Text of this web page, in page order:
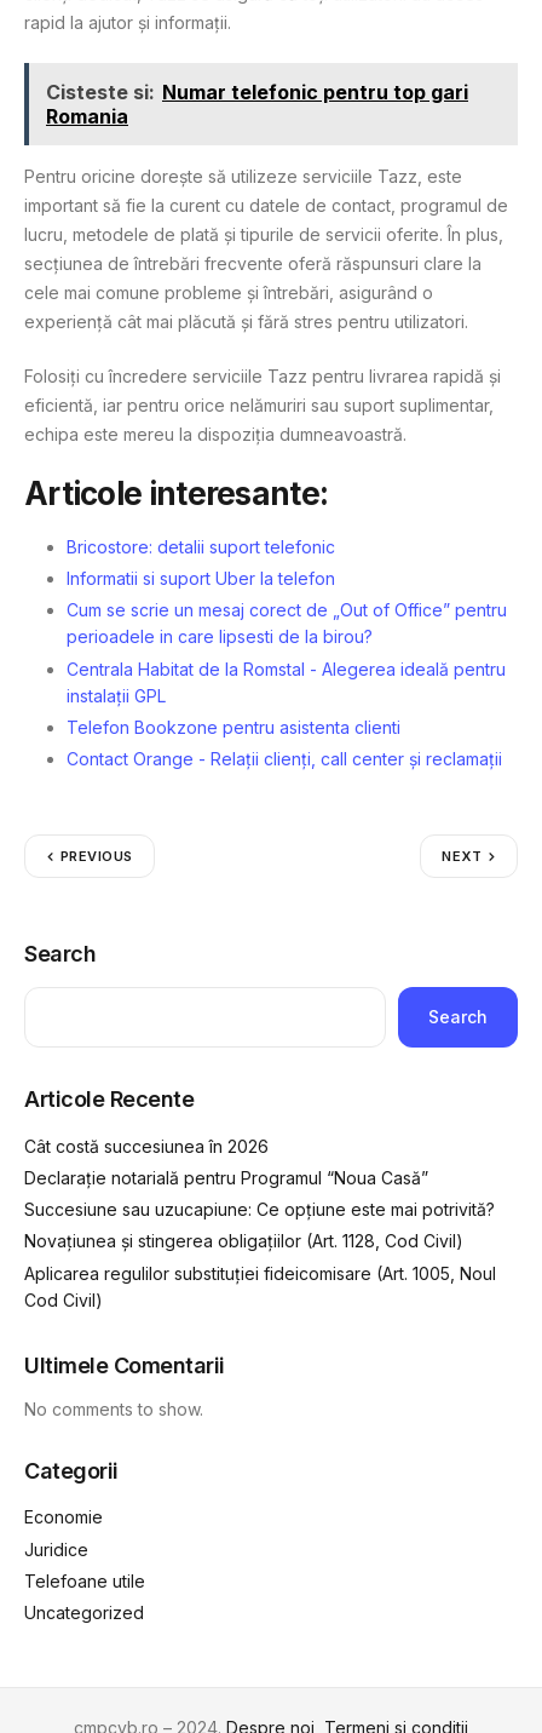
rapid la ajutor și informații.
Cisteste si: Numar telefonic pentru top gari
Romania
Pentru oricine dorește să utilizeze serviciile Tazz, este
important să fie la curent cu datele de contact, programul de
lucru, metodele de plată și tipurile de servicii oferite. În plus,
secțiunea de întrebări frecvente oferă răspunsuri clare la
cele mai comune probleme și întrebări, asigurând o
experiență cât mai plăcută și fără stres pentru utilizatori.
Folosiți cu încredere serviciile Tazz pentru livrarea rapidă și
eficientă, iar pentru orice nelămuriri sau suport suplimentar,
echipa este mereu la dispoziția dumneavoastră.
Articole interesante:
Bricostore: detalii suport telefonic
Informatii si suport Uber la telefon
Cum se scrie un mesaj corect de „Out of Office” pentru
perioadele in care lipsesti de la birou?
Centrala Habitat de la Romstal - Alegerea ideală pentru
instalații GPL
Telefon Bookzone pentru asistenta clienti
Contact Orange - Relații clienți, call center și reclamații
PREVIOUS NEXT
Search
Search
Articole Recente
Cât costă succesiunea în 2026
Declarație notarială pentru Programul “Noua Casă”
Succesiune sau uzucapiune: Ce opțiune este mai potrivită?
Novațiunea și stingerea obligațiilor (Art. 1128, Cod Civil)
Aplicarea regulilor substituției fideicomisare (Art. 1005, Noul
Cod Civil)
Ultimele Comentarii
No comments to show.
Categorii
Economie
Juridice
Telefoane utile
Uncategorized
cmpcvb.ro – 2024. Despre noi Termeni si conditii